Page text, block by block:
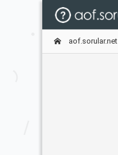
aof.sorular.net